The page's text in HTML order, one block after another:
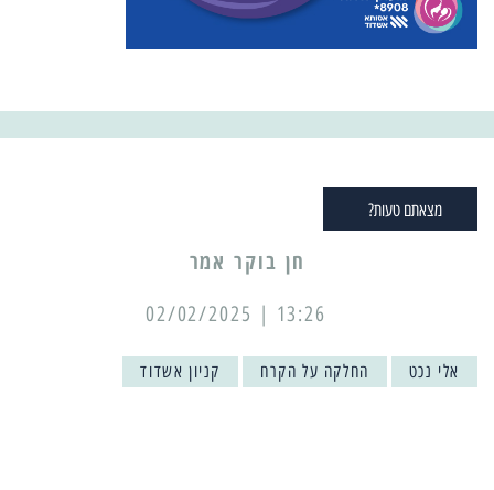
מצאתם טעות?
13:26 | 02/02/2025
אלי נכט החלקה על הקרח קניון אשדוד